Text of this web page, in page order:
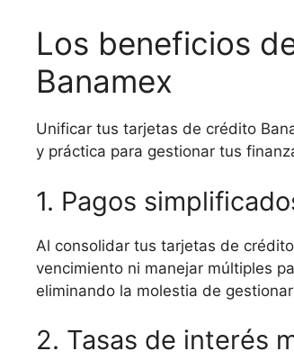
Los beneficios
Banamex
Unificar tus tarjetas de crédito
y práctica para gestionar tus
1. Pagos
Al consolidar tus tarjetas de
vencimiento ni manejar múltiples
eliminando la molestia de
2. Tasas de interés